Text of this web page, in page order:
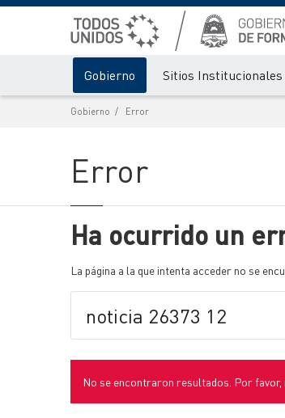
Gobierno Sitios Institucionales
Gobierno Error
Error
Ha ocurrido un
La página a la que intenta acceder no se
No se encontraron resultados. Por favor,